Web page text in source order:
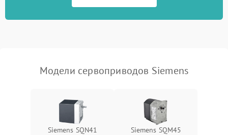
нестабильность
управляющего модуля
Подробнее →
Модели сервоприводов Siemens
Siemens SQN41 Siemens SQM45